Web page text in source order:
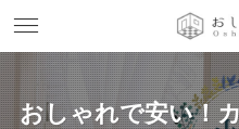
おしゃれで安い！